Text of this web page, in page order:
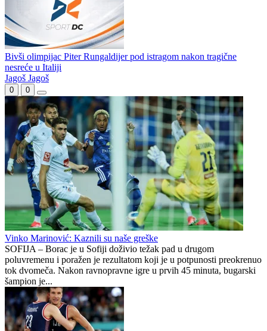
Petronijević novo pojačanje Leotara
Predrag Šešelj novi futsaler Partizana
Borac istupa iz Premijer lige, ko će umjesto njih?
Bivši olimpijac Piter Rungaldiјеr pod istragom nakon tragične
nesreće u Italiji
Jagoš Jagoš